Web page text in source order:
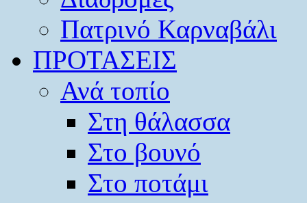
Πατρινό Καρναβάλι
ΠΡΟΤΑΣΕΙΣ
Ανά τοπίο
Στη θάλασσα
Στο βουνό
Στο ποτάμι